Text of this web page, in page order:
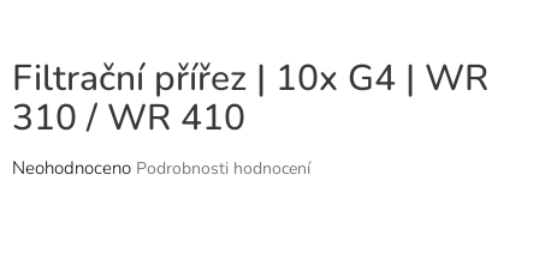
Filtrační přířez | 10x G4 | WR
310 / WR 410
Průměrné
Neohodnoceno Podrobnosti hodnocení